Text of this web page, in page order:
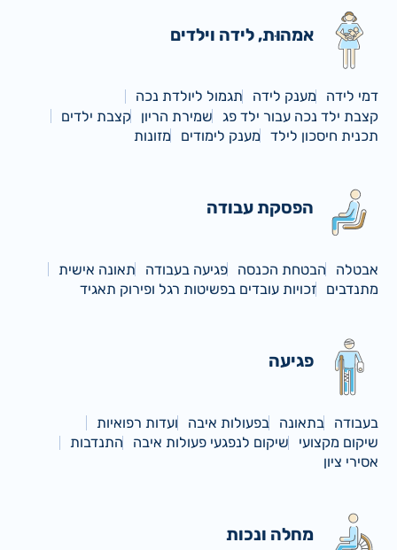
אמהוּת, לידה וילדים
דמי לידה מענק לידה
תגמול ליולדת נכה
קצבת ילד נכה עבור ילד פג
שמירת הריון
קצבת ילדים
תכנית חיסכון לילד
מענק לימודים מזונות
הפסקת עבודה
אבטלה הבטחת הכנסה פגיעה בעבודה
תאונה אישית
מתנדבים
זכויות עובדים בפשיטות רגל ופירוק תאגיד
פגיעה
בעבודה בתאונה בפעולות איבה
ועדות רפואיות
שיקום מקצועי
שיקום לנפגעי פעולות איבה
התנדבות
אסירי ציון
מחלה ונכות